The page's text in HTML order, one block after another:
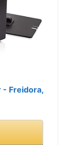
- Freidora,